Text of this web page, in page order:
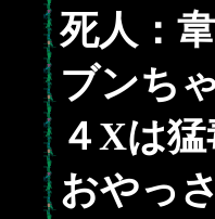
死人：
ブンち
４Xは猛
おやっ